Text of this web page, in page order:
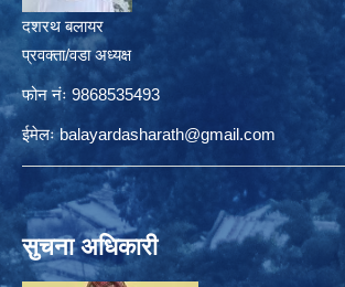
दशरथ बलायर
प्रवक्ता/वडा अध्यक्ष
फोन नंः 9868535493
ईमेलःbalayardasharath@gmail.com
सुचना अधिकारी